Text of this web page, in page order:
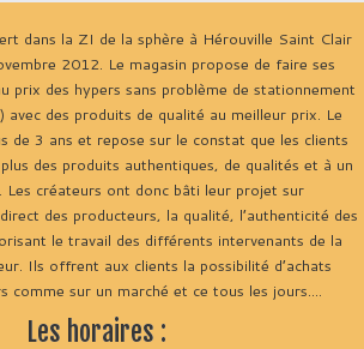
dans la ZI de la sphère à Hérouville Saint Clair
2012. Le magasin propose de faire ses
prix des hypers sans problème de stationnement
avec des produits de qualité au meilleur prix. Le
de 3 ans et repose sur le constat que les clients
des produits authentiques, de qualités et à un
Les créateurs ont donc bâti leur projet sur
des producteurs, la qualité, l’authenticité des
le travail des différents intervenants de la
Ils offrent aux clients la possibilité d’achats
comme sur un marché et ce tous les jours....
Les horaires :